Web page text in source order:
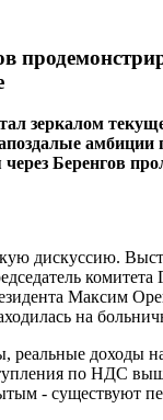
зеркалом
Беренгов
дискуссию.
Максим
на
доходы
по НДС
- существуют